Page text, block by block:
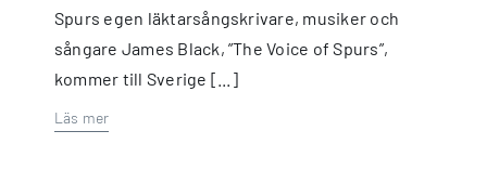
Spurs egen läktarsångskrivare, musiker och
sångare James Black, ”The Voice of Spurs”,
kommer till Sverige [...]
Läs mer